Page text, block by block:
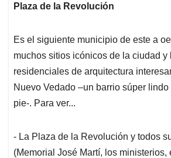
Plaza de la Revolución
Es el siguiente municipio de este a
muchos sitios icónicos de la ciudad y
residenciales de arquitectura
Nuevo Vedado –un barrio súper lindo
pie-. Para ver...
- La Plaza de la Revolución y todos
(Memorial José Martí, los ministerios,